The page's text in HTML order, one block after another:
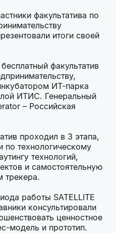
факультатива по
итоги своей
факультатив
ИТ-парка
ИТИС. Генеральный
– Российская
проходил в 3 этапа,
по технологическому
технологий,
и самостоятельную
трекера.
работы SATELLITE
консультировали
ценностное
модель и прототип.